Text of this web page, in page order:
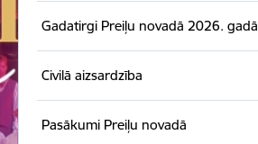
Gadatirgi Preiļu novadā 2026. gadā
Civilā aizsardzība
Pasākumi Preiļu novadā